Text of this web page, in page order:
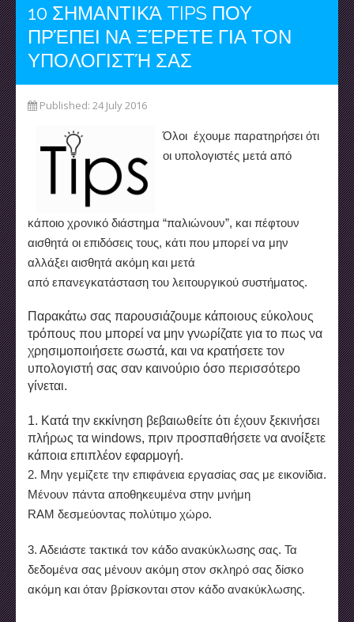
10 ΣΗΜΑΝΤΙΚΆ TIPS ΠΟΥ
ΠΡΈΠΕΙ ΝΑ ΞΈΡΕΤΕ ΓΙΑ ΤΟΝ
ΥΠΟΛΟΓΙΣΤΉ ΣΑΣ
Published: 24 July 2016
Όλοι έχουμε παρατηρήσει ότι
οι υπολογιστές μετά από
κάποιο χρονικό διάστημα “παλιώνουν”, και πέφτουν
αισθητά οι επιδόσεις τους, κάτι που μπορεί να μην
αλλάξει αισθητά ακόμη και μετά
από επανεγκατάσταση του λειτουργικού συστήματος.
Παρακάτω σας παρουσιάζουμε κάποιους εύκολους
τρόπους που μπορεί να μην γνωρίζατε για το πως να
χρησιμοποιήσετε σωστά, και να κρατήσετε τον
υπολογιστή σας σαν καινούριο όσο περισσότερο
γίνεται.
1. Κατά την εκκίνηση βεβαιωθείτε ότι έχουν ξεκινήσει
πλήρως τα windows, πριν προσπαθήσετε να ανοίξετε
κάποια επιπλέον εφαρμογή.
2. Μην γεμίζετε την επιφάνεια εργασίας σας με εικονίδια.
Μένουν πάντα αποθηκευμένα στην μνήμη
RAM δεσμεύοντας πολύτιμο χώρο.
3. Αδειάστε τακτικά τον κάδο ανακύκλωσης σας. Τα
δεδομένα σας μένουν ακόμη στον σκληρό σας δίσκο
ακόμη και όταν βρίσκονται στον κάδο ανακύκλωσης.